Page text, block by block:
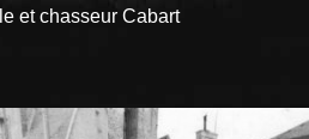
et chasseur Cabart